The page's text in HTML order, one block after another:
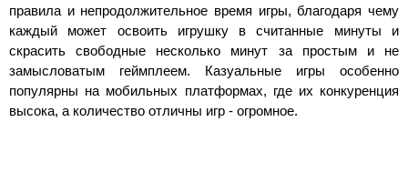
правила и непродолжительное время игры, благодаря чему
каждый может освоить игрушку в считанные минуты и
скрасить свободные несколько минут за простым и не
замысловатым геймплеем. Казуальные игры особенно
популярны на мобильных платформах, где их конкуренция
высока, а количество отличны игр - огромное.